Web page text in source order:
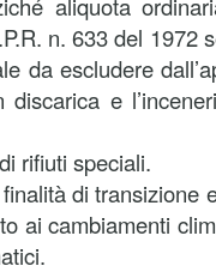
n. 633 del 1972
da escludere
e
rifiuti speciali.
di transizione
ai cambiamenti